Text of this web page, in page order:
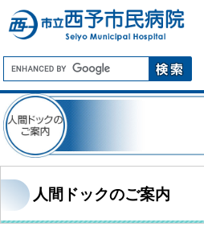
人間ドックのご案内